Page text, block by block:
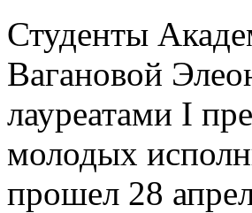
Студенты
Вагановой
лауреатами I
молодых
прошел 28